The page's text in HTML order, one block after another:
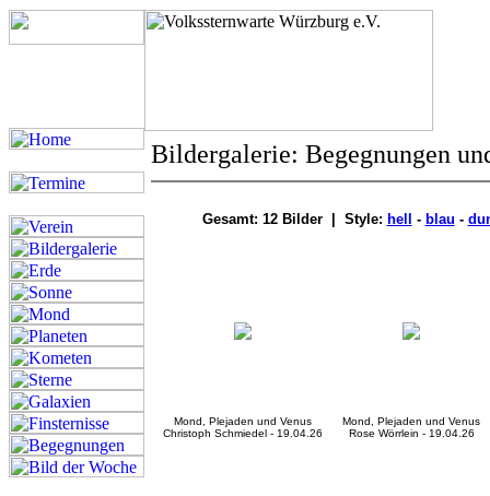
Bildergalerie: Begegnungen
Gesamt: 12 Bilder | Style: hell - blau -
Mond, Plejaden und Venus
Christoph Schmiedel - 19.04.26
Mond, Plejaden und Venus
Rose Wörrlein - 19.04.26